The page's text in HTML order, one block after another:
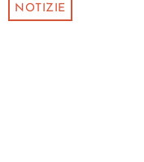
NOTIZIE